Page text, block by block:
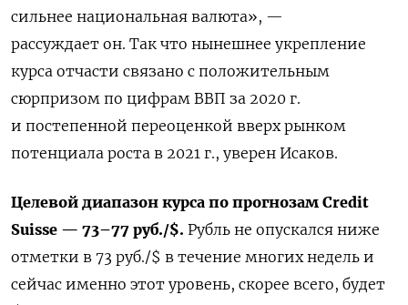
сильнее национальная валюта», —
рассуждает он. Так что нынешнее укрепление
курса отчасти связано с положительным
сюрпризом по цифрам ВВП за 2020 г.
и постепенной переоценкой вверх рынком
потенциала роста в 2021 г., уверен Исаков.
Целевой диапазон курса по прогнозам Credit
Suisse — 73–77 руб./$. Рубль не опускался ниже
отметки в 73 руб./$ в течение многихнедель и
сейчас именно этот уровень, скорее всего, будет